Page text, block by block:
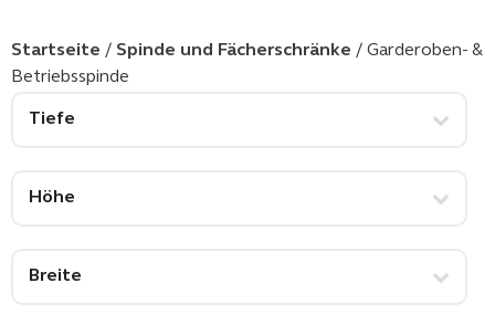
Startseite / Spinde und Fächerschränke / Garderoben- &
Betriebsspinde
Tiefe
Höhe
Breite